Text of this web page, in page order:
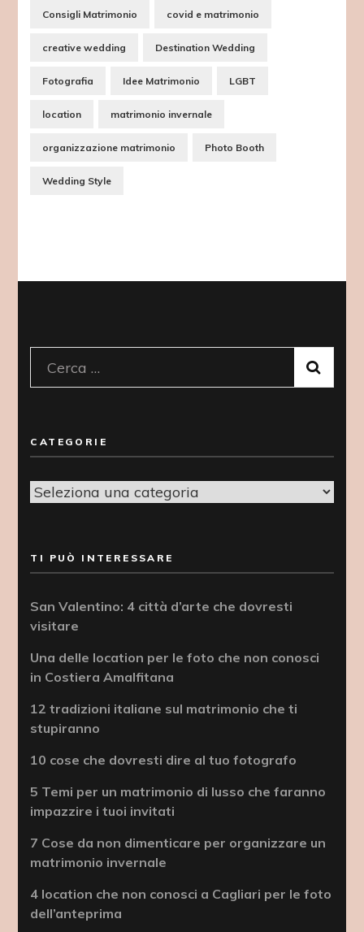
Consigli Matrimonio covid e matrimonio
creative wedding Destination Wedding
Fotografia Idee Matrimonio LGBT
location matrimonio invernale
organizzazione matrimonio Photo Booth
Wedding Style
Ricerca
per:
CATEGORIE
Categorie
TI PUÒ INTERESSARE
San Valentino: 4 città d’arte che dovresti
visitare
Una delle location per le foto che non conosci
in Costiera Amalfitana
12 tradizioni italiane sul matrimonio che ti
stupiranno
10 cose che dovresti dire al tuo fotografo
5 Temi per un matrimonio di lusso che faranno
impazzire i tuoi invitati
7 Cose da non dimenticare per organizzare un
matrimonio invernale
4 location che non conosci a Cagliari per le foto
dell’anteprima